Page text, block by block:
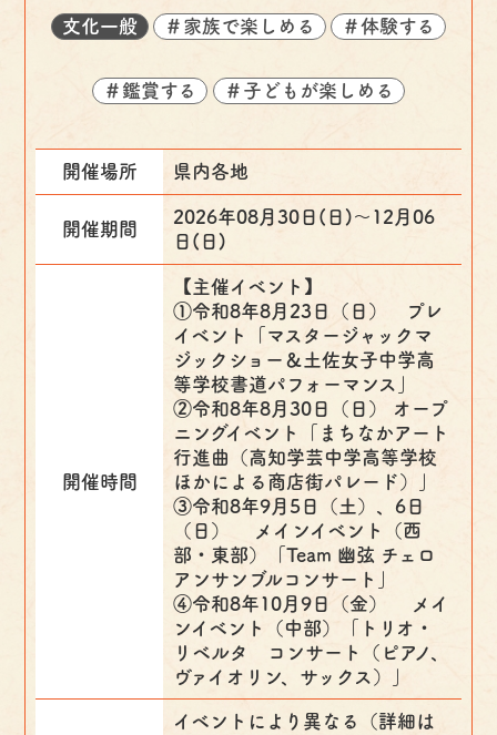
文化一般 ＃家族で楽しめる ＃体験する
＃鑑賞する ＃子どもが楽しめる
開催場所 県内各地
開催期間
2026年08月30日(日)〜12月06
日(日)
開催時間
【主催イベント】
①令和8年8月23日（日） プレ
イベント「マスタージャックマ
ジックショー＆土佐女子中学高
等学校書道パフォーマンス」
②令和8年8月30日（日） オープ
ニングイベント「まちなかアート
行進曲（高知学芸中学高等学校
ほかによる商店街パレード）」
③令和8年9月5日（土）、6日
（日） メインイベント（西
部・東部）「Team 幽弦 チェロ
アンサンブルコンサート」
④令和8年10月9日（金） メイ
ンイベント（中部）「トリオ・
リベルタ コンサート（ピアノ、
ヴァイオリン、サックス）」
イベントにより異なる（詳細は